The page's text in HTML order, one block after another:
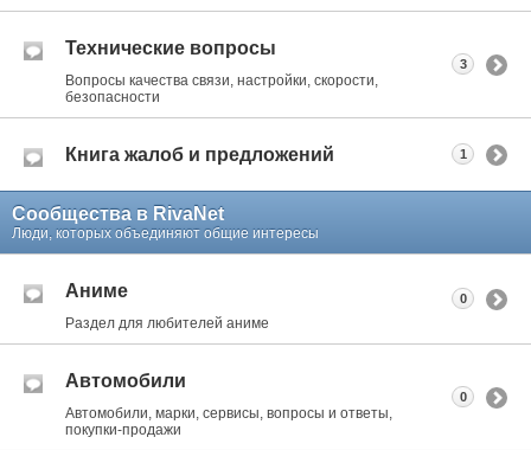
Технические вопросы
Вопросы качества связи, настройки, скорости,
безопасности
3
Книга жалоб и предложений 1
Сообщества в RivaNet
Люди, которых объединяют общие интересы
Аниме
Раздел для любителей аниме
0
Автомобили
Автомобили, марки, сервисы, вопросы и ответы,
покупки-продажи
0